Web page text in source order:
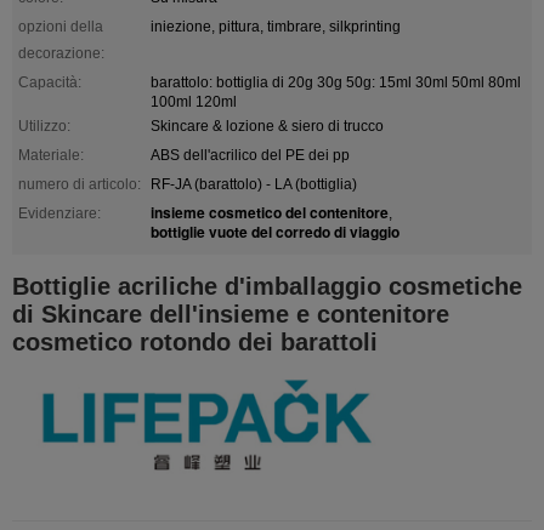
opzioni della
decorazione:
iniezione, pittura, timbrare, silkprinting
Capacità:
barattolo: bottiglia di 20g 30g 50g: 15ml 30ml 50ml 80ml
100ml 120ml
Utilizzo:
Skincare & lozione & siero di trucco
Materiale:
ABS dell'acrilico del PE dei pp
numero di articolo:
RF-JA (barattolo) - LA (bottiglia)
Evidenziare:
insieme cosmetico del contenitore,
bottiglie vuote del corredo di viaggio
Bottiglie acriliche d'imballaggio cosmetiche
di Skincare dell'insieme e contenitore
cosmetico rotondo dei barattoli